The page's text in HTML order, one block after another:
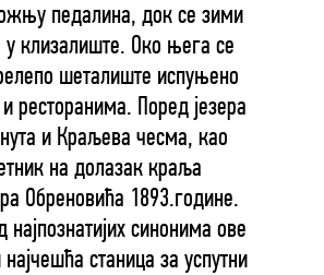
педалина, док се зими
у клизалиште. Око њега се
шеталиште испуњено
ресторанима. Поред језера
и Краљева чесма, као
на долазак краља
Обреновића 1893.године.
најпознатијих синонима ове
станица за успутни